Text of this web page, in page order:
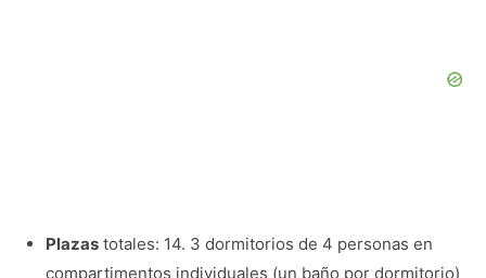
Plazastotales: 14. 3 dormitorios de 4 personas en
compartimentos individuales (un baño por dormitorio)